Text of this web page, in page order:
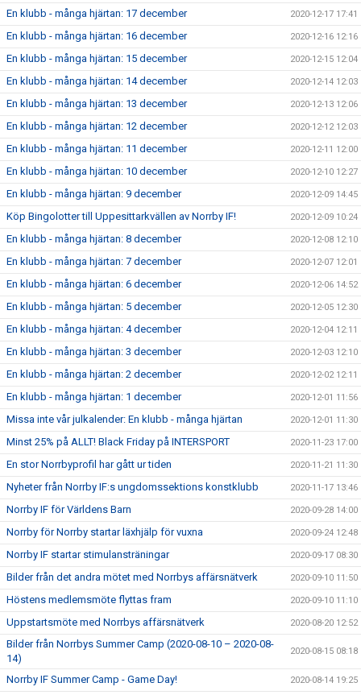
En klubb - många hjärtan: 17 december 2020-12-17 17:41
En klubb - många hjärtan: 16 december 2020-12-16 12:16
En klubb - många hjärtan: 15 december 2020-12-15 12:04
En klubb - många hjärtan: 14 december 2020-12-14 12:03
En klubb - många hjärtan: 13 december 2020-12-13 12:06
En klubb - många hjärtan: 12 december 2020-12-12 12:03
En klubb - många hjärtan: 11 december 2020-12-11 12:00
En klubb - många hjärtan: 10 december 2020-12-10 12:27
En klubb - många hjärtan: 9 december 2020-12-09 14:45
Köp Bingolotter till Uppesittarkvällen av Norrby IF! 2020-12-09 10:24
En klubb - många hjärtan: 8 december 2020-12-08 12:10
En klubb - många hjärtan: 7 december 2020-12-07 12:01
En klubb - många hjärtan: 6 december 2020-12-06 14:52
En klubb - många hjärtan: 5 december 2020-12-05 12:30
En klubb - många hjärtan: 4 december 2020-12-04 12:11
En klubb - många hjärtan: 3 december 2020-12-03 12:10
En klubb - många hjärtan: 2 december 2020-12-02 12:11
En klubb - många hjärtan: 1 december 2020-12-01 11:56
Missa inte vår julkalender: En klubb - många hjärtan 2020-12-01 11:30
Minst 25% på ALLT! Black Friday på INTERSPORT 2020-11-23 17:00
En stor Norrbyprofil har gått ur tiden 2020-11-21 11:30
Nyheter från Norrby IF:s ungdomssektions konstklubb 2020-11-17 13:46
Norrby IF för Världens Barn 2020-09-28 14:00
Norrby för Norrby startar läxhjälp för vuxna 2020-09-24 12:48
Norrby IF startar stimulansträningar 2020-09-17 08:30
Bilder från det andra mötet med Norrbys affärsnätverk 2020-09-10 11:50
Höstens medlemsmöte flyttas fram 2020-09-10 11:10
Uppstartsmöte med Norrbys affärsnätverk 2020-08-20 12:52
Bilder från Norrbys Summer Camp (2020-08-10 – 2020-08-
14)
2020-08-15 08:18
Norrby IF Summer Camp - Game Day! 2020-08-14 19:25